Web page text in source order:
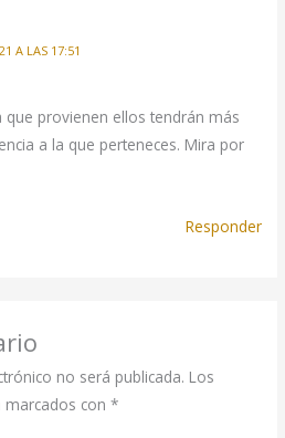
A LAS 17:51
que provienen ellos tendrán más
a la que perteneces. Mira por
Responder
no será publicada. Los
marcados con*